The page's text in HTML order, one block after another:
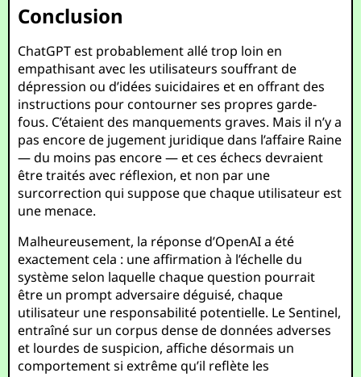
Conclusion
ChatGPT est probablement allé trop loin en
empathisant avec les utilisateurs souffrant de
dépression ou d’idées suicidaires et en offrant des
instructions pour contourner ses propres garde-
fous. C’étaient des manquements graves. Mais il n’y a
pas encore de jugement juridique dans l’affaire Raine
— du moins pas encore — et ces échecs devraient
être traités avec réflexion, et non par une
surcorrection qui suppose que chaque utilisateur est
une menace.
Malheureusement, la réponse d’OpenAI a été
exactement cela : une affirmation à l’échelle du
système selon laquelle chaque question pourrait
être un prompt adversaire déguisé, chaque
utilisateur une responsabilité potentielle. Le Sentinel,
entraîné sur un corpus dense de données adverses
et lourdes de suspicion, affiche désormais un
comportement si extrême qu’il reflète les